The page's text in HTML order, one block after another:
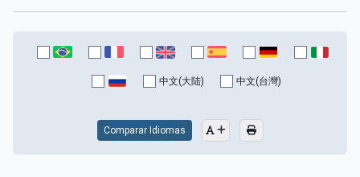
中文(大陆) 中文(台灣)
Comparar Idiomas